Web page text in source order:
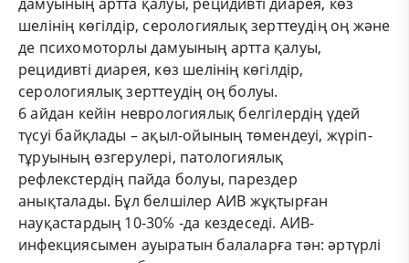
шелінің көгілдір, серологиялық зерттеудің оң және
де психомоторлы дамуының артта қалуы,
рецидивті диарея, көз шелінің көгілдір,
серологиялық зерттеудің оң болуы.
6 айдан кейін неврологиялық белгілердің үдей
түсуі байқлады – ақыл-ойының төмендеуі, жүріп-
тұруының өзгерулері, патологиялық
рефлекстердің пайда болуы, парездер
анықталады. Бұл белшілер АИВ жұқтырған
науқастардың 10-30℅ -да кездеседі. АИВ-
инфекциясымен ауыратын балаларға тән: әртүрлі